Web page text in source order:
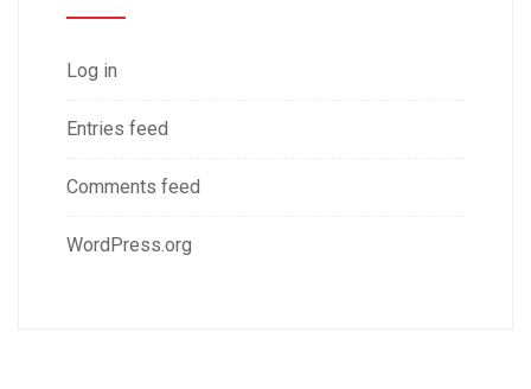
Log in
Entries feed
Comments feed
WordPress.org